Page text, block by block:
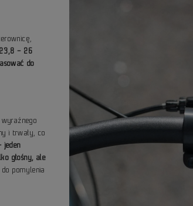
– 26
do
i trwały, co
jeden
głośny, ale
pomylenia